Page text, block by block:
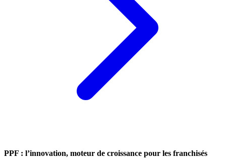
PPF : l’innovation, moteur de croissance pour les franchisés